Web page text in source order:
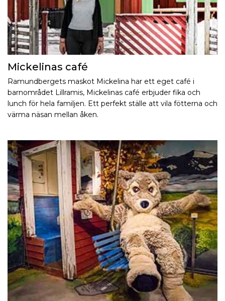
Mickelinas café
Ramundbergets maskot Mickelina har ett eget café i
barnområdet Lillramis, Mickelinas café erbjuder fika och
lunch för hela familjen. Ett perfekt ställe att vila fötterna och
värma näsan mellan åken.